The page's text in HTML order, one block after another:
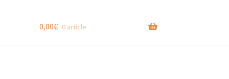
0,00€ 0 article